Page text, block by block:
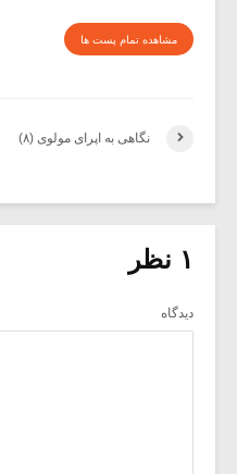
مشاهده تمام پست ها
نگاهی به اپرای مولوی (۸)
۱ نظر
دیدگاه